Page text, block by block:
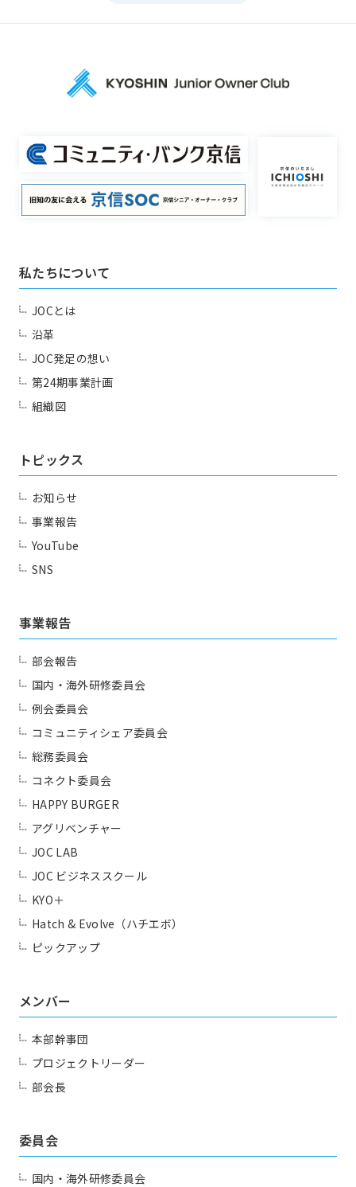
一覧を見る
例会委員会
プロジェクト Project
アグリベンチャー
JOC ビジネススクール
Hatch & Evolve（ハチエ
ボ）
同好会
アズーロ（サッカー愛好
会）
十柱戯（ボウリング）
シャンティ（ヨガ）
私たちについて
JOCとは
沿革
JOC発足の想い
第24期事業計画
組織図
トピックス
お知らせ
事業報告
YouTube
SNS
事業報告
部会報告
国内・海外研修委員会
例会委員会
コミュニティシェア委員会
総務委員会
コネクト委員会
HAPPY BURGER
アグリベンチャー
JOC LAB
JOC ビジネススクール
KYO＋
Hatch & Evolve（ハチエボ）
ピックアップ
メンバー
本部幹事団
プロジェクトリーダー
部会長
委員会
国内・海外研修委員会